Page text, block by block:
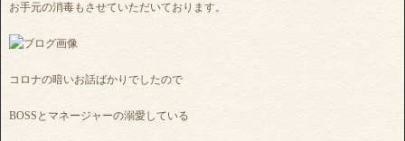
お手元の消毒もさせていただいております。
コロナの暗いお話ばかりでしたので
BOSSとマネージャーの溺愛している